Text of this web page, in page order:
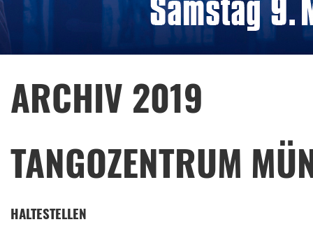
ARCHIV 2019
TANGOZENTRUM
HALTESTELLEN